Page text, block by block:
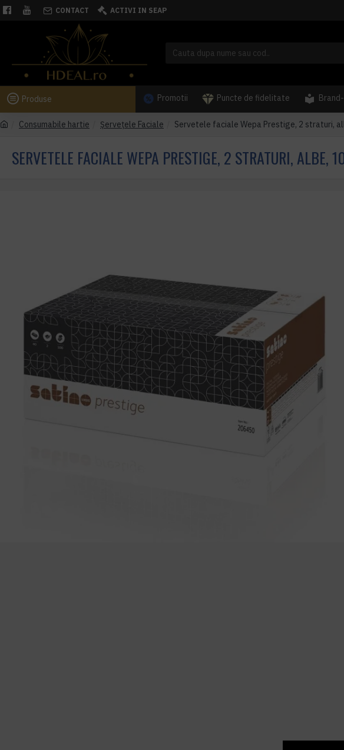
CONTACT ACTIVI IN SEAP
Produse Promotii Puncte de fidelitate
Consumabile hartie Șervețele Faciale Servetele faciale Wepa Prestige, 2 straturi,
SERVETELE FACIALE WEPA PRESTIGE, 2 STRATURI, ALBE,